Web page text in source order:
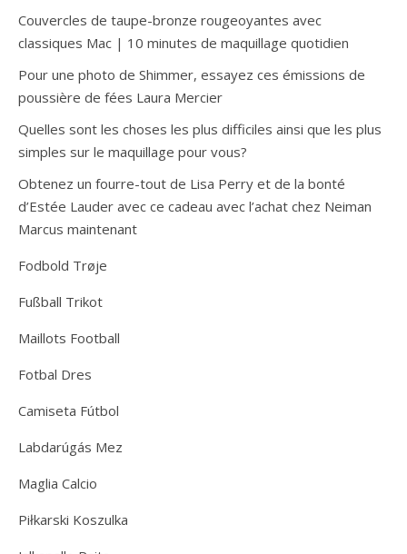
Couvercles de taupe-bronze rougeoyantes avec
classiques Mac | 10 minutes de maquillage quotidien
Pour une photo de Shimmer, essayez ces émissions de
poussière de fées Laura Mercier
Quelles sont les choses les plus difficiles ainsi que les plus
simples sur le maquillage pour vous?
Obtenez un fourre-tout de Lisa Perry et de la bonté
d’Estée Lauder avec ce cadeau avec l’achat chez Neiman
Marcus maintenant
Fodbold Trøje
Fußball Trikot
Maillots Football
Fotbal Dres
Camiseta Fútbol
Labdarúgás Mez
Maglia Calcio
Piłkarski Koszulka